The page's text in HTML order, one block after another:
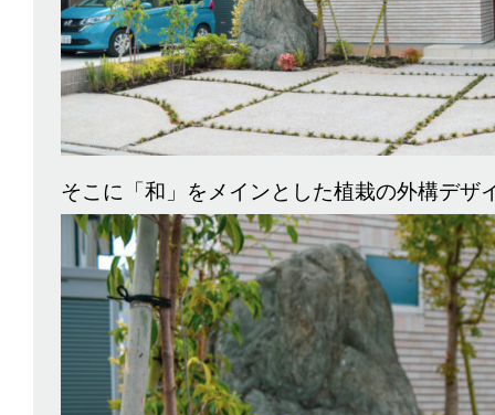
そこに「和」をメインとした植栽の外構デザ